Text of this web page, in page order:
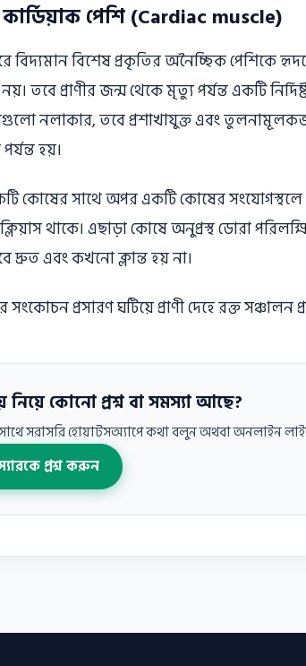
পেশি (Cardiac muscle)
বিদ্যমান বিশেষ প্রকৃতির অনৈচ্ছিক পেশিকে
নয়। তবে প্রাণীর জন্ম থেকে মৃত্যু পর্যন্ত একটি
নলাকার, তবে প্রশাখাযুক্ত এবং
হয়।
কোষের সাথে অপর একটি কোষের সংযােগস্থলে
থাকে। এছাড়া কোষে অনুপ্রস্থ ডােরা
এবং কখনাে ক্লান্ত হয় না।
প্রসারণ ঘটিয়ে প্রাণী দেহে রক্ত সঞ্চালন
নিয়ে কোনো প্রশ্ন বা সমস্যা আছে?
সাথে সরাসরি হোয়াটসঅ্যাপে কথা বলুন অথবা অনলাইন
প্রশ্ন করুন